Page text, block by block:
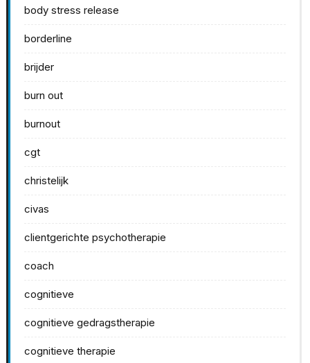
body stress release
borderline
brijder
burn out
burnout
cgt
christelijk
civas
clientgerichte psychotherapie
coach
cognitieve
cognitieve gedragstherapie
cognitieve therapie